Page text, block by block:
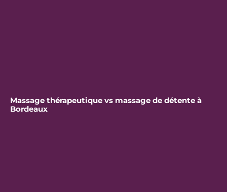
Massage thérapeutique vs massage de détente à
Bordeaux